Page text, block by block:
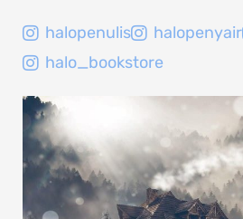
halopenulis halopenyair
halo_bookstore